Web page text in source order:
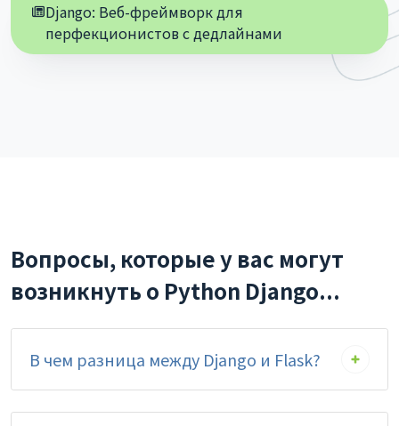
Django: Веб-фреймворк для
перфекционистов с дедлайнами
Вопросы, которые у вас могут
возникнуть о Python Django...
В чем разница между Django и Flask?